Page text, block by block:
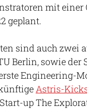
mit einer
geplant.
sind auch zwei
Berlin, sowie der
Engineering-
Astris-
up The